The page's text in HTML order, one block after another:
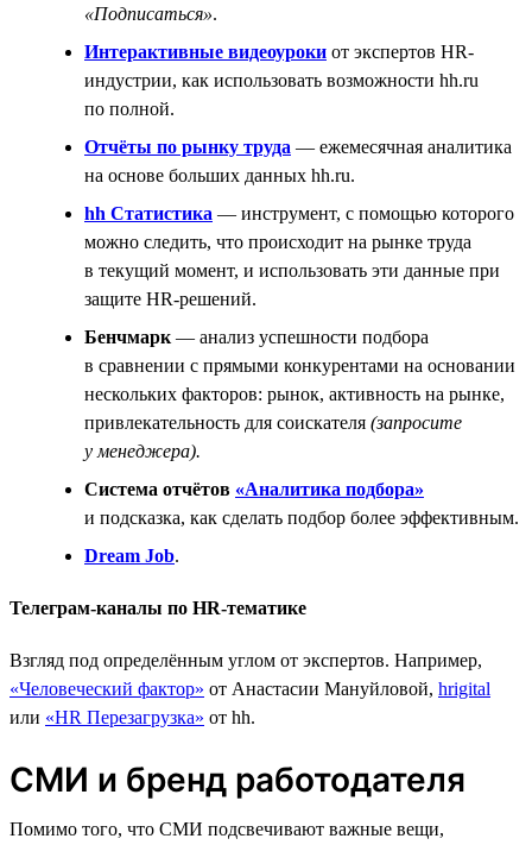
«Подписаться».
Интерактивные видеоуроки от экспертов HR-
индустрии, как использовать возможности hh.ru
по полной.
Отчёты по рынку труда — ежемесячная аналитика
на основе больших данных hh.ru.
hh Статистика — инструмент, с помощью которого
можно следить, что происходит на рынке труда
в текущий момент, и использовать эти данные при
защите HR-решений.
Бенчмарк — анализ успешности подбора
в сравнении с прямыми конкурентами на основании
нескольких факторов: рынок, активность на рынке,
привлекательность для соискателя (запросите
у менеджера).
Система отчётов «Аналитика подбора»
и подсказка, как сделать подбор более эффективным.
Dream Job.
Телеграм-каналы по HR-тематике
Взгляд под определённым углом от экспертов. Например,
«Человеческий фактор» от Анастасии Мануйловой, hrigital
или «HR Перезагрузка» от hh.
СМИ и бренд работодателя
Помимо того, что СМИ подсвечивают важные вещи,